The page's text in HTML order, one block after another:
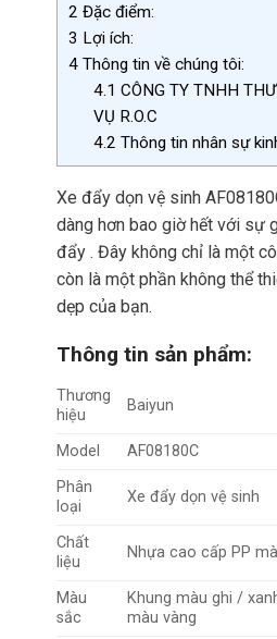
2 Đặc điểm:
3 Lợi ích:
4Thông tin về chúng tôi:
4.1 CÔNG TY TNHH
VỤ R.O.C
4.2 Thông tin nhân sự
Xe đẩy dọn vệ sinh
dàng hơn bao giờ hết với sự
đẩy . Đây không chỉ là một
còn là một phần không thể
dẹp của bạn.
Thông tin sản phẩm:
Thương
hiệu
Baiyun
Model
AF08180C
Phân
loại
Xe đẩy dọn vệ sinh
Chất
liệu
Nhựa cao cấp PP
Màu
sắc
Khung màu ghi /
màu vàng